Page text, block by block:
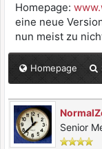
Homepage:
eine neue
nun meist zu
Homepage
Senior